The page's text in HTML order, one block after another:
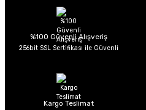
Ürün açıklamasında eksik bilgiler
Ürün bilgilerinde hatalar bulunuyor.
Ürün fiyatı diğer sitelerden daha
%100 Güvenli Alışveriş
256bit SSL Sertifikası ile Güvenli
Kargo Teslimat